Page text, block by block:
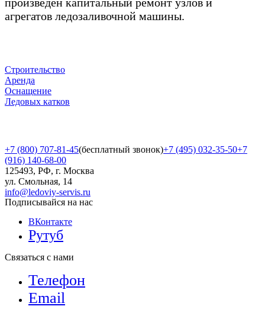
агрегатов ледозаливочной машины.
Строительство
Аренда
Оснащение
Ледовых катков
+7 (800) 707-81-45(бесплатный звонок)+7 (495) 032-35-50+7
(916) 140-68-00
125493, РФ, г. Москва
ул. Смольная, 14
info@ledoviy-servis.ru
Подписывайся на нас
ВКонтакте
Рутуб
Связаться с нами
Телефон
Email